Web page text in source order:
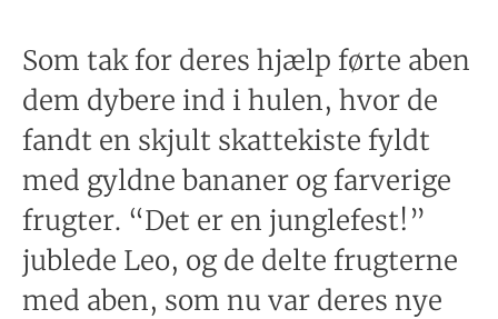
Som tak for deres hjælp førte aben
dem dybere ind i hulen, hvor de
fandt en skjult skattekiste fyldt
med gyldne bananer og farverige
frugter. “Det er en junglefest!”
jublede Leo, og de delte frugterne
med aben, som nu var deres nye